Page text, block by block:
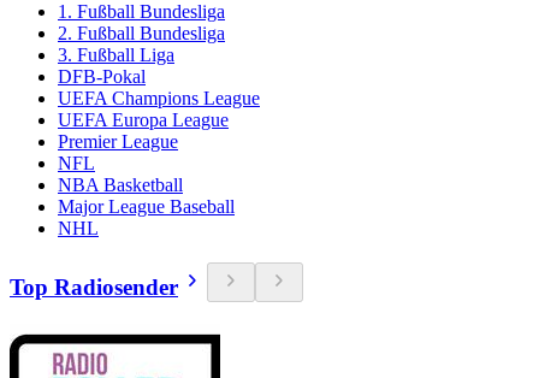
1. Fußball Bundesliga
2. Fußball Bundesliga
3. Fußball Liga
DFB-Pokal
UEFA Champions League
UEFA Europa League
Premier League
NFL
NBA Basketball
Major League Baseball
NHL
Top Radiosender